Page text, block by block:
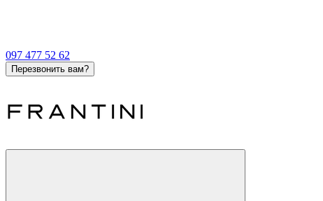
097 477 52 62
Перезвонить вам?